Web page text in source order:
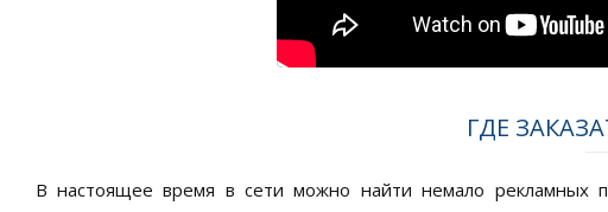
ГДЕ
В настоящее время в сети можно найти немало рекламных